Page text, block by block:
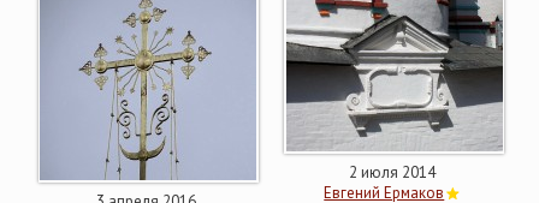
2 июля 2014
Евгений Ермаков